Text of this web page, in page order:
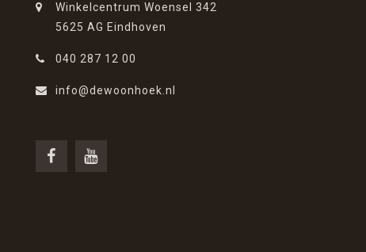
Winkelcentrum Woensel 342
5625 AG Eindhoven
040 287 12 00
info@dewoonhoek.nl